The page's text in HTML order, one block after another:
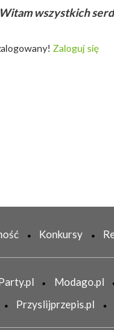
Witam wszystkich
Zaloguj się
Konkursy
Modago.pl
Przyslijprzepis.pl